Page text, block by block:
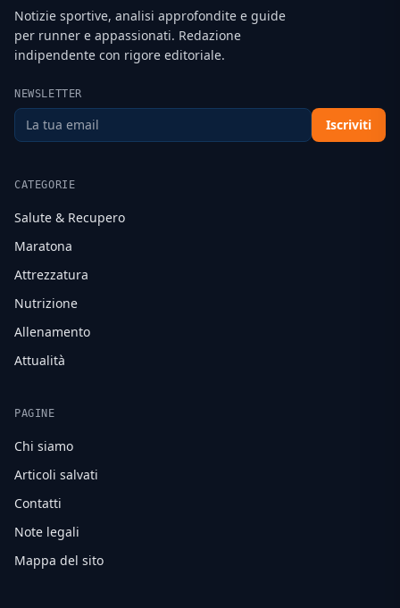
Notizie sportive, analisi approfondite e guide
per runner e appassionati. Redazione
indipendente con rigore editoriale.
NEWSLETTER
Iscriviti
CATEGORIE
Salute & Recupero
Maratona
Attrezzatura
Nutrizione
Allenamento
Attualità
PAGINE
Chi siamo
Articoli salvati
Contatti
Note legali
Mappa del sito